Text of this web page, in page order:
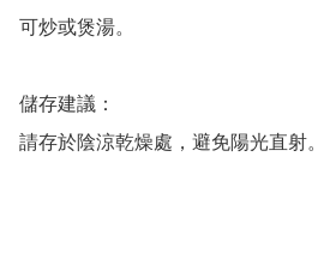
可炒或煲湯。
儲存建議：
請存於陰涼乾燥處，避免陽光直射。